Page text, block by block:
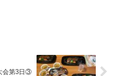
会第3日③